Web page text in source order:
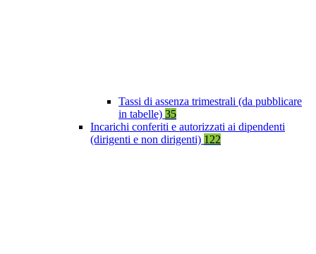
Tassi di assenza trimestrali (da pubblicare
in tabelle) 35
Incarichi conferiti e autorizzati ai dipendenti
(dirigenti e non dirigenti) 122